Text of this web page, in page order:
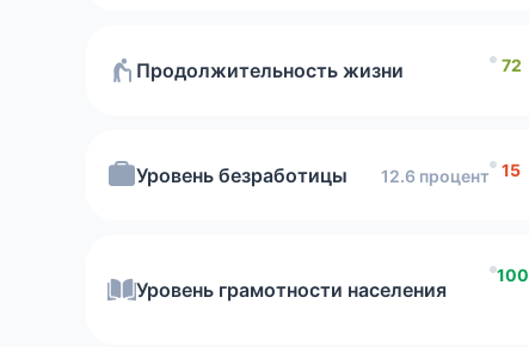
Продолжительность жизни 72
Уровень безработицы 12.6 процент 15
Уровень грамотности населения
100
насколько